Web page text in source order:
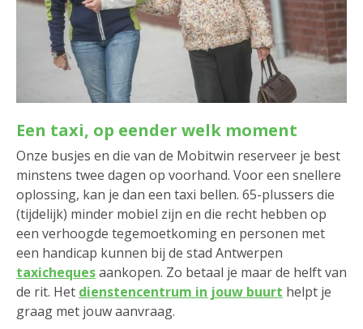
Een taxi, op eender welk moment
Onze busjes en die van de Mobitwin reserveer je best
minstens twee dagen op voorhand. Voor een snellere
oplossing, kan je dan een taxi bellen. 65-plussers die
(tijdelijk) minder mobiel zijn en die recht hebben op
een verhoogde tegemoetkoming en personen met
een handicap kunnen bij de stad Antwerpen
taxichequesaankopen. Zo betaal je maar de helft van
de rit. Het dienstencentrum in jouw buurt helpt je
graag met jouw aanvraag.